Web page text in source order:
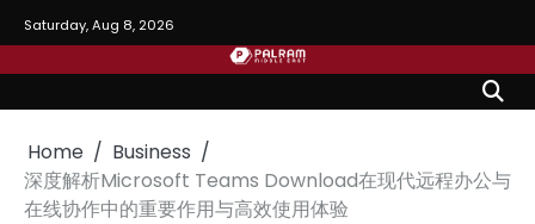
to
content
Saturday, Aug 8, 2026
Home
Business
深度解析Microsoft Teams Download在现代远程办公与
在线协作中的重要作用与高效使用体验